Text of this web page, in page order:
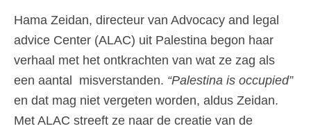
Hama Zeidan, directeur van Advocacy and legal
advice Center (ALAC) uit Palestina begon haar
verhaal met het ontkrachten van wat ze zag als
een aantal misverstanden. “Palestina is occupied”
en dat mag niet vergeten worden, aldus Zeidan.
Met ALAC streeft ze naar de creatie van de